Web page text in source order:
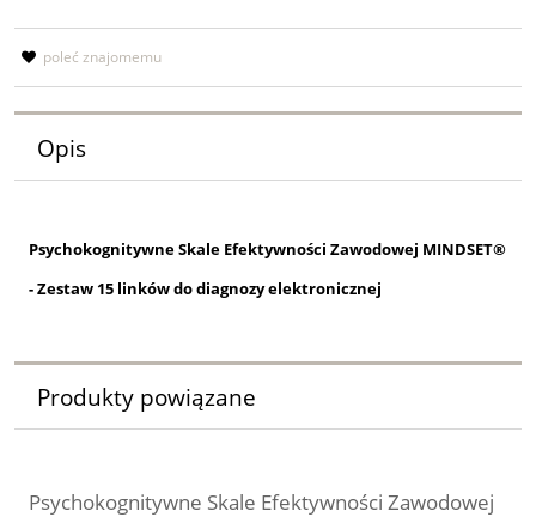
poleć znajomemu
Opis
Psychokognitywne Skale Efektywności Zawodowej MINDSET®
- Zestaw 15 linków do diagnozy elektronicznej
Produkty powiązane
Psychokognitywne Skale Efektywności Zawodowej